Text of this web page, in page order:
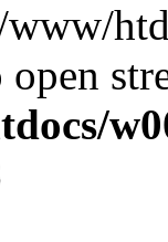
open